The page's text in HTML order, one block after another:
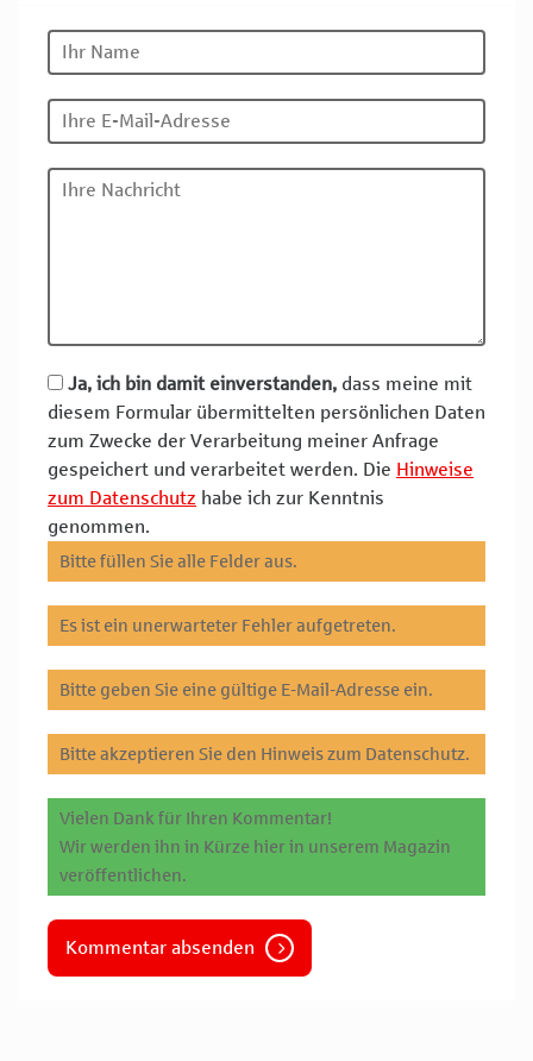
Ja, ich bin damit einverstanden, dass meine mit
diesem Formular übermittelten persönlichen Daten
zum Zwecke der Verarbeitung meiner Anfrage
gespeichert und verarbeitet werden. Die Hinweise
zum Datenschutz habe ich zur Kenntnis
genommen.
Bitte füllen Sie alle Felder aus.
Es ist ein unerwarteter Fehler aufgetreten.
Bitte geben Sie eine gültige E-Mail-Adresse ein.
Bitte akzeptieren Sie den Hinweis zum Datenschutz.
Vielen Dank für Ihren Kommentar!
Wir werden ihn in Kürze hier in unserem Magazin
veröffentlichen.
Kommentar absenden